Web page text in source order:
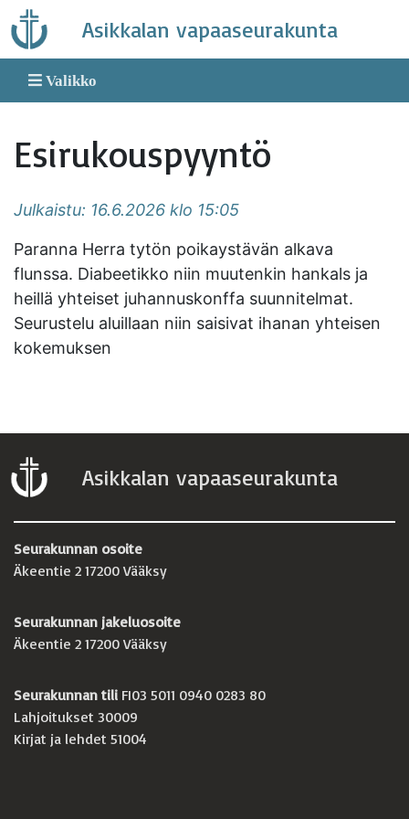
Skip
to
content
Asikkalan vapaaseurakunta
Valikko
Esirukouspyyntö
Julkaistu: 16.6.2026 klo 15:05
Paranna Herra tytön poikaystävän alkava
flunssa. Diabeetikko niin muutenkin hankals ja
heillä yhteiset juhannuskonffa suunnitelmat.
Seurustelu aluillaan niin saisivat ihanan yhteisen
kokemuksen
Asikkalan vapaaseurakunta
Seurakunnan osoite
Äkeentie 2 17200 Vääksy
Seurakunnan jakeluosoite
Äkeentie 2 17200 Vääksy
Seurakunnan tili FI03 5011 0940 0283 80
Lahjoitukset 30009
Kirjat ja lehdet 51004